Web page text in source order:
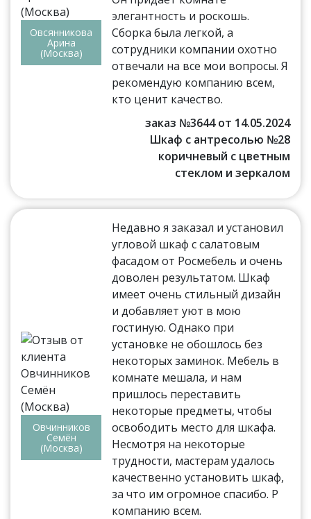
Овсянникова
Арина
(Москва)
элегантность и роскошь.
Сборка была легкой, а
сотрудники компании охотно
отвечали на все мои вопросы. Я
рекомендую компанию всем,
кто ценит качество.
заказ №3644 от 14.05.2024
Шкаф с антресолью №28
коричневый с цветным
стеклом и зеркалом
Овчинников
Семён
(Москва)
Недавно я заказал и установил
угловой шкаф с салатовым
фасадом от Росмебель и очень
доволен результатом. Шкаф
имеет очень стильный дизайн
и добавляет уют в мою
гостиную. Однако при
установке не обошлось без
некоторых заминок. Мебель в
комнате мешала, и нам
пришлось переставить
некоторые предметы, чтобы
освободить место для шкафа.
Несмотря на некоторые
трудности, мастерам удалось
качественно установить шкаф,
за что им огромное спасибо. Р
компанию всем.